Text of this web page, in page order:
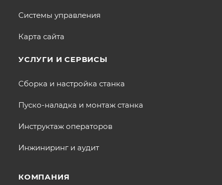
Системы управления
Карта сайта
УСЛУГИ И СЕРВИСЫ
Сборка и настройка станка
Пуско-наладка и монтаж станка
Инструктаж операторов
Инжиниринг и аудит
КОМПАНИЯ